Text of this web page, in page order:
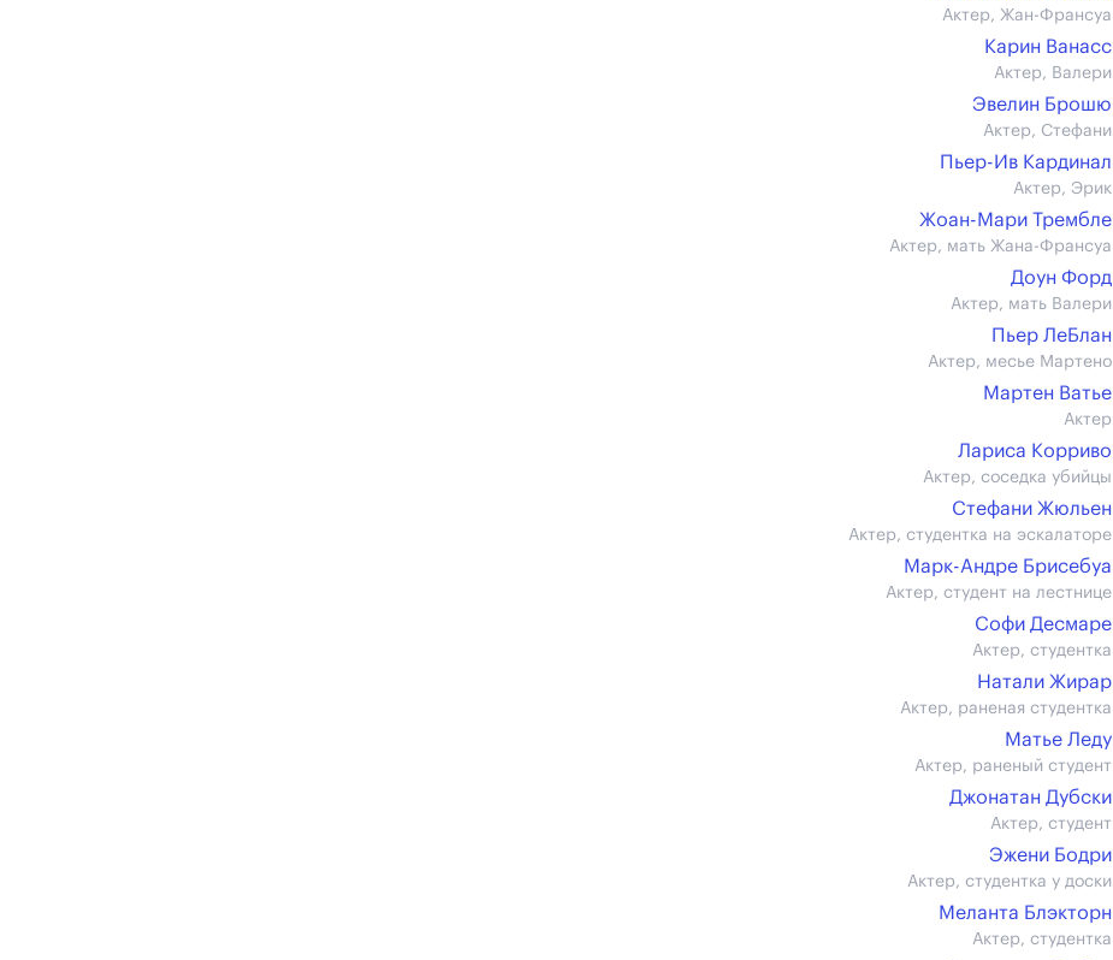
Актер, Жан-Франсуа
Карин Ванасс
Актер, Валери
Эвелин Брошю
Актер, Стефани
Пьер-Ив Кардинал
Актер, Эрик
Жоан-Мари Трембле
Актер, мать Жана-Франсуа
Доун Форд
Актер, мать Валери
Пьер ЛеБлан
Актер, месье Мартено
Мартен Ватье
Актер
Лариса Корриво
Актер, соседка убийцы
Стефани Жюльен
Актер, студентка на эскалаторе
Марк-Андре Брисебуа
Актер, студент на лестнице
Софи Десмаре
Актер, студентка
Натали Жирар
Актер, раненая студентка
Матье Леду
Актер, раненый студент
Джонатан Дубски
Актер, студент
Эжени Бодри
Актер, студентка у доски
Меланта Блэкторн
Актер, студентка